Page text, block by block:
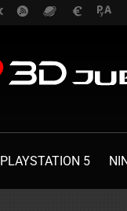
PLAYSTATION 5